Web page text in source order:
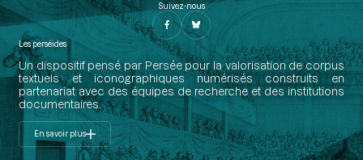
Suivez-nous
Les perséides
Un dispositif pensé par Persée pour la valorisation de corpus
textuels et iconographiques numérisés construits en
partenariat avec des équipes de recherche et des institutions
documentaires.
En savoir plus